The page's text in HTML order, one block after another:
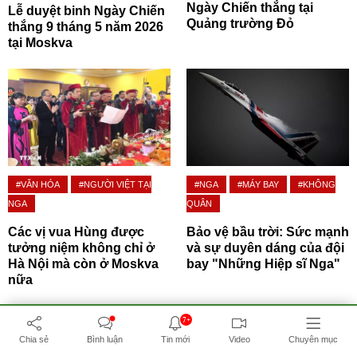
Lễ duyệt binh Ngày Chiến
thắng 9 tháng 5 năm 2026
tại Moskva
Ngày Chiến thắng tại
Quảng trường Đỏ
#VĂN HÓA
#NGƯỜI VIỆT TẠI
NGA
Các vị vua Hùng được
tưởng niệm không chỉ ở
Hà Nội mà còn ở Moskva
nữa
#NGA #MÁY BAY
#KHÔNG
QUÂN
Bảo vệ bầu trời: Sức mạnh
và sự duyên dáng của đội
bay "Những Hiệp sĩ Nga"
BẤM ĐỂ XEM THÊM
Chia sẻ Bình luận
7+
Tin mới Video Chuyên mục